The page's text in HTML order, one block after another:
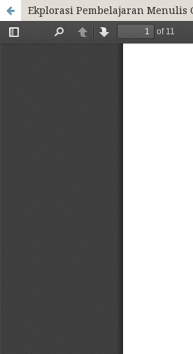
Ekplorasi Pembelajaran Menulis